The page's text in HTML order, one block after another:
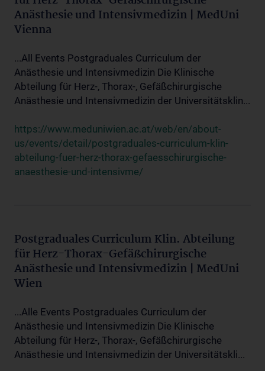
Anästhesie und Intensivmedizin | MedUni
Vienna
...All Events Postgraduales Curriculum der
Anästhesie und Intensivmedizin Die Klinische
Abteilung für Herz-, Thorax-, Gefäßchirurgische
Anästhesie und Intensivmedizin der Universitätsklin...
https://www.meduniwien.ac.at/web/en/about-
us/events/detail/postgraduales-curriculum-klin-
abteilung-fuer-herz-thorax-gefaesschirurgische-
anaesthesie-und-intensivme/
Postgraduales Curriculum Klin. Abteilung
für Herz-Thorax-Gefäßchirurgische
Anästhesie und Intensivmedizin | MedUni
Wien
...Alle Events Postgraduales Curriculum der
Anästhesie und Intensivmedizin Die Klinische
Abteilung für Herz-, Thorax-, Gefäßchirurgische
Anästhesie und Intensivmedizin der Universitätskli...